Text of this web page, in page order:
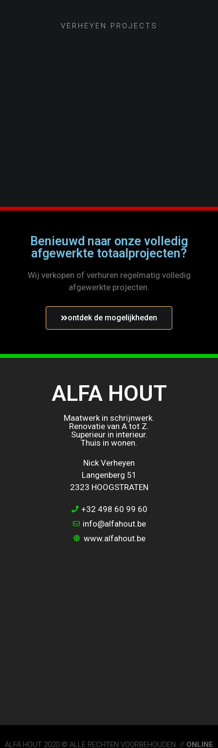
VERHEYEN PROJECTS
Benieuwd naar onze volledig
afgewerkte totaalprojecten?
Wij verkopen of verhuren regelmatig volledig
afgewerkte projecten.
ontdek de mogelijkheden
ALFA HOUT
Maatwerk in schrijnwerk.
Renovatie van A tot Z.
Superieur in interieur.
Thuis in wonen.
Nick Verheyen
Langenberg 51
2323 HOOGSTRATEN
+32 498 60 99 60
info@alfahout.be
www.alfahout.be
ALFA HOUT 2020 © ALLE RECHTEN VOORBEHOUDEN. // ONLINE